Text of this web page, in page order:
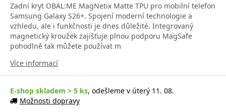
Zadní kryt OBAL:ME MagNetix Matte TPU pro mobilní telefon
Samsung Galaxy S26+. Spojení moderní technologie a
vzhledu, ale i funkčnosti je dnes důležité. Integrovaný
magnetický kroužek zajišťuje plnou podporu MagSafe
pohodlně tak můžete používat m
Více informací
E-shop skladem > 5 ks, odešleme v úterý 11. 08.
Možnosti dopravy